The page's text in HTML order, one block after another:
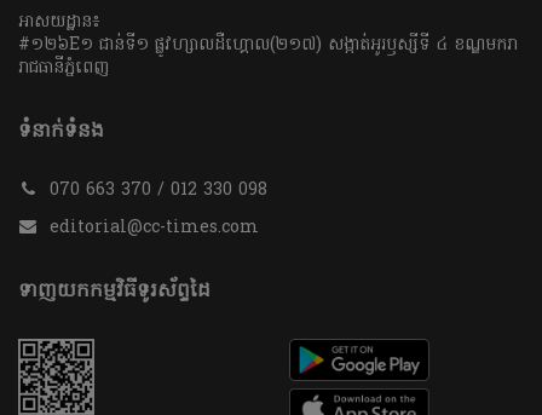
អាសយដ្ឋាន៖
#១២៦E១ ជាន់ទី១ ផ្លូវហ្សាលដឺហ្គោល(២១៧) សង្កាត់អូរឫស្សីទី ៤ ខណ្ឌមករា
រាជធានីភ្នំពេញ
ទំនាក់ទំនង
070 663 370 / 012 330 098
editorial@cc-times.com
ទាញយកកម្មវិធីទូរស័ព្ទដៃ